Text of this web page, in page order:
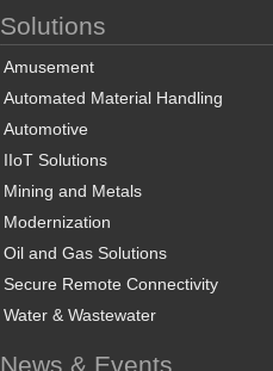
Solutions
Amusement
Automated Material Handling
Automotive
IIoT Solutions
Mining and Metals
Modernization
Oil and Gas Solutions
Secure Remote Connectivity
Water & Wastewater
News & Events